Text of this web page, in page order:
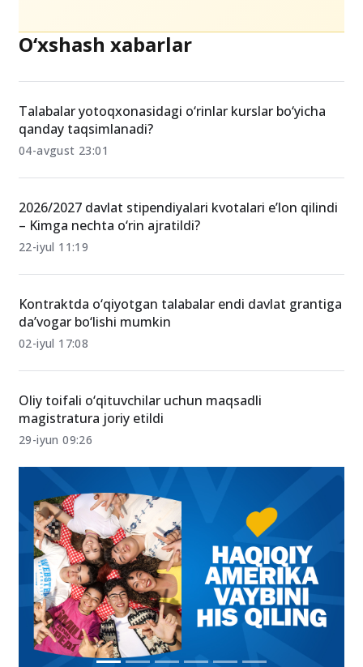
O‘xshash xabarlar
qanday taqsimlanadi?
04-avgust 23:01
– Kimga nechta o‘rin ajratildi?
22-iyul 11:19
da’vogar bo‘lishi mumkin
02-iyul 17:08
29-iyun 09:26